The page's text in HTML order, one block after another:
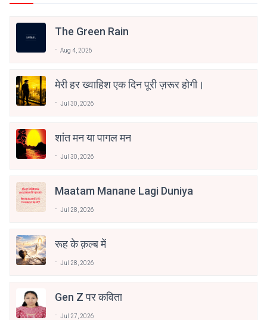
The Green Rain
Aug 4, 2026
मेरी हर ख्वाहिश एक दिन पूरी ज़रूर होगी।
Jul 30, 2026
शांत मन या पागल मन
Jul 30, 2026
Maatam Manane Lagi Duniya
Jul 28, 2026
रूह के क़ल्ब में
Jul 28, 2026
Gen Z पर कविता
Jul 27, 2026